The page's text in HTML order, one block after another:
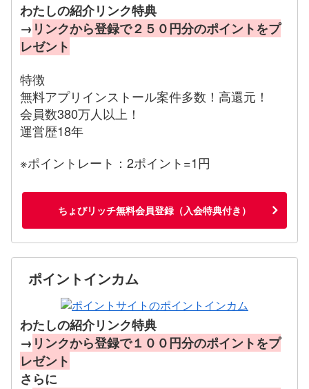
わたしの紹介リンク特典
→ リンクから登録で２５０円分のポイントをプ
レゼント
特徴
無料アプリインストール案件多数！高還元！
会員数380万人以上！
運営歴18年
※ポイントレート：2ポイント=1円
ちょびリッチ無料会員登録（入会特典付き）
ポイントインカム
わたしの紹介リンク特典
→ リンクから登録で１００円分のポイントをプ
レゼント
さらに